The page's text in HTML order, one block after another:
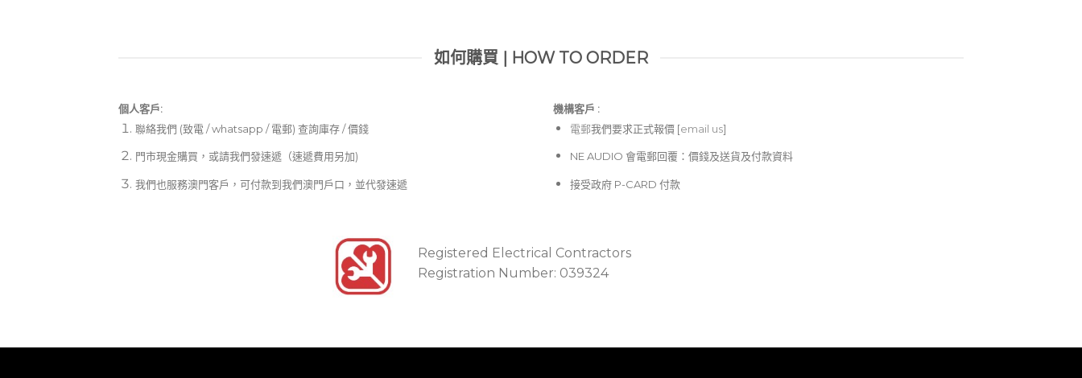
如何購買 | HOW TO ORDER
個人客戶:
聯絡我們 (致電 / whatsapp / 電郵) 查詢庫存 / 價錢
門市現金購買，或請我們發速遞（速遞費用另加)
我們也服務澳門客戶，可付款到我們澳門戶口，並代發速遞
機構客戶 :​
電郵我們要求正式報價 [email us]
NE AUDIO 會電郵回覆：價錢及送貨及付款資料
接受政府 P-CARD 付款
Registered Electrical Contractors
Registration Number: 039324